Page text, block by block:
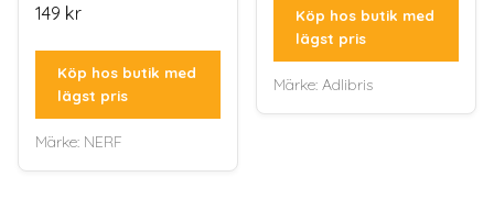
149 kr
Köp hos butik med
lägst pris
Märke: NERF
Köp hos butik med
lägst pris
Märke:Adlibris